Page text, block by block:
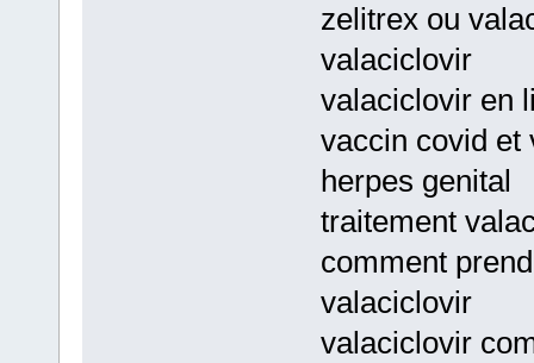
zelitrex ou
valaciclovir
valaciclovir en
vaccin covid et
herpes genital
traitement
comment
valaciclovir
valaciclovir